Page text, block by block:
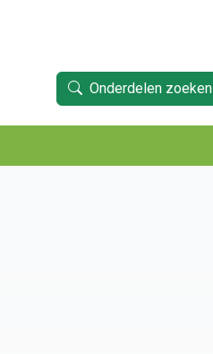
Onderdelen zoeken